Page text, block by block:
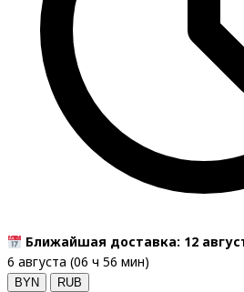
Ближайшая доставка: 12
6 августа (06 ч 56 мин)
BYN RUB